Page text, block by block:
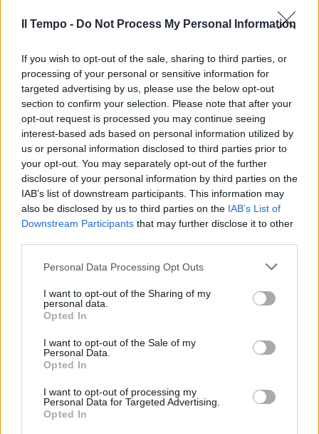
Il Tempo - Do Not Process My Personal Information
If you wish to opt-out of the sale, sharing to third parties, or
processing of your personal or sensitive information for
targeted advertising by us, please use the below opt-out
section to confirm your selection. Please note that after your
opt-out request is processed you may continue seeing
interest-based ads based on personal information utilized by
us or personal information disclosed to third parties prior to
your opt-out. You may separately opt-out of the further
disclosure of your personal information by third parties on the
IAB’s list of downstream participants. This information may
also be disclosed by us to third parties on the IAB’s List of
Downstream Participants that may further disclose it to other
Personal Data Processing Opt Outs
I want to opt-out of the Sharing of my
personal data.
Opted In
I want to opt-out of the Sale of my
Personal Data.
Opted In
I want to opt-out of processing my
Personal Data for Targeted Advertising.
Opted In